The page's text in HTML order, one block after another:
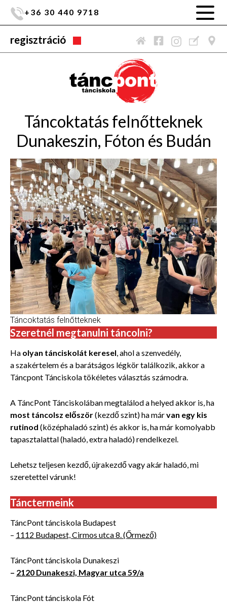
+36 30 440 9718
regisztráció
Táncoktatás felnőtteknek
Dunakeszin, Fóton és Budán
Táncoktatás felnőtteknek
Szeretnél megtanulni táncolni?
Ha olyan tánciskolát keresel, ahol a szenvedély,
a szakértelem és a barátságos légkör találkozik, akkor a
Táncpont Tánciskola tökéletes választás számodra.
A TáncPont Tánciskolában megtalálod a helyed akkor is, ha
most táncolsz először(kezdő szint) ha márvan egy kis
rutinod (középhaladó szint) és akkor is, ha már komolyabb
tapasztalattal (haladó, extra haladó) rendelkezel.
Lehetsz teljesen kezdő, újrakezdő vagy akár haladó, mi
szeretettel várunk!
Tánctermeink
TáncPont tánciskola Budapest
– 1112 Budapest, Cirmos utca 8. (Őrmező)
TáncPont tánciskola Dunakeszi
– 2120 Dunakeszi, Magyar utca 59/a
TáncPont tánciskola Fót